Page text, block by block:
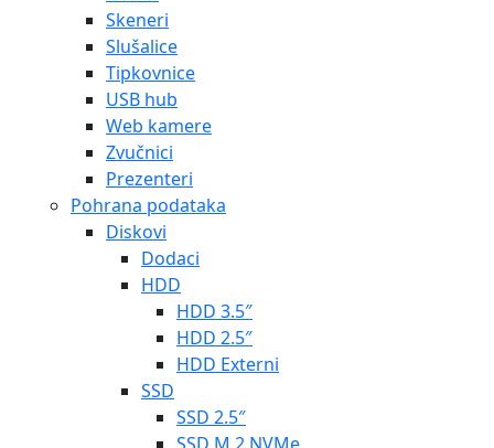
Skeneri
Slušalice
Tipkovnice
USB hub
Web kamere
Zvučnici
Prezenteri
Pohrana podataka
Diskovi
Dodaci
HDD
HDD 3.5″
HDD 2.5″
HDD Externi
SSD
SSD 2.5″